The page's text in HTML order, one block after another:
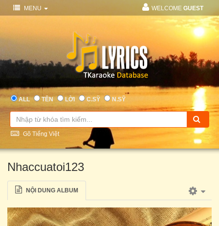
MENU WELCOME GUEST
ALL TÊN LỜI C.SỸ N.SỸ
Gõ Tiếng Việt
Nhaccuatoi123
NỘI DUNG ALBUM